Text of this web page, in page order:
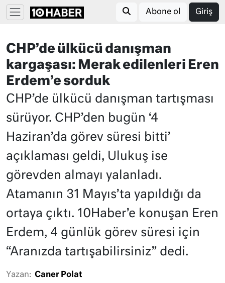
Abone ol Giriş
CHP’de ülkücü danışman
kargaşası: Merak edilenleri Eren
Erdem’e sorduk
CHP’de ülkücü danışman tartışması
sürüyor. CHP’den bugün ‘4
Haziran’da görev süresi bitti’
açıklaması geldi, Ulukuş ise
görevden almayı yalanladı.
Atamanın 31 Mayıs’ta yapıldığı da
ortaya çıktı. 10Haber’e konuşan Eren
Erdem, 4 günlük görev süresi için
“Aranızda tartışabilirsiniz” dedi.
Yazan: Caner Polat